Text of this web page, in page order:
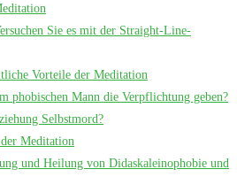
Sie es mit der Straight-Line-
Vorteile der Meditation
phobischen Mann die Verpflichtung geben?
Selbstmord?
Meditation
und Heilung von Didaskaleinophobie und